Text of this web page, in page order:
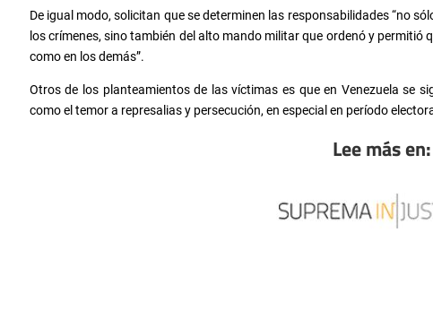
De igual modo, solicitan que se determinen las responsabilidades “no
los crímenes, sino también del alto mando militar que ordenó y permitió
como en los demás”.
Otros de los planteamientos de las víctimas es que en Venezuela se
como el temor a represalias y persecución, en especial en período
Lee más en: